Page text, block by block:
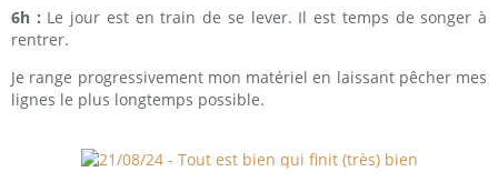
6h : Le jour est en train de se lever. Il est temps de songer à
rentrer.
Je range progressivement mon matériel en laissant pêcher mes
lignes le plus longtemps possible.